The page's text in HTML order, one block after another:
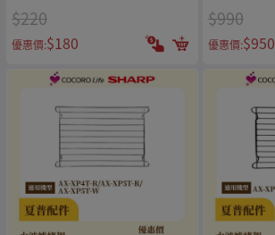
$220
優惠價:$180
$990
優惠價:$950